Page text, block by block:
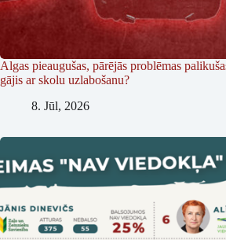
Algas pieaugušas, pārējās problēmas
gājis ar skolu uzlabošanu?
8. Jūl, 2026